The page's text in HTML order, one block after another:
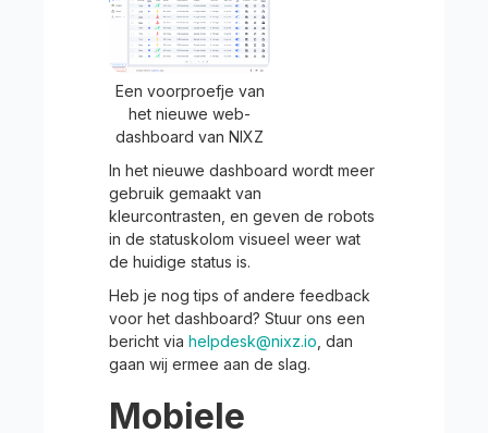
Een voorproefje van
het nieuwe web-
dashboard van NIXZ
In het nieuwe dashboard wordt meer
gebruik gemaakt van
kleurcontrasten, en geven de robots
in de statuskolom visueel weer wat
de huidige status is.
Heb je nog tips of andere feedback
voor het dashboard? Stuur ons een
bericht via helpdesk@nixz.io , dan
gaan wij ermee aan de slag.
Mobiele